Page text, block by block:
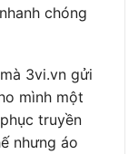
chóng
3vi.vn gửi
mình một
truyền
nhưng áo